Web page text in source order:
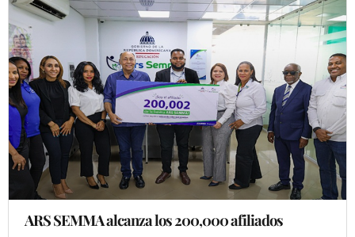
ARS SEMMA alcanza los 200,000 afiliados